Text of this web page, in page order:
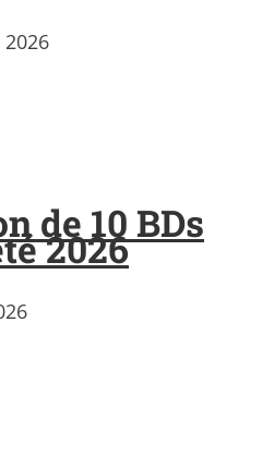
de 10 BDs
2026